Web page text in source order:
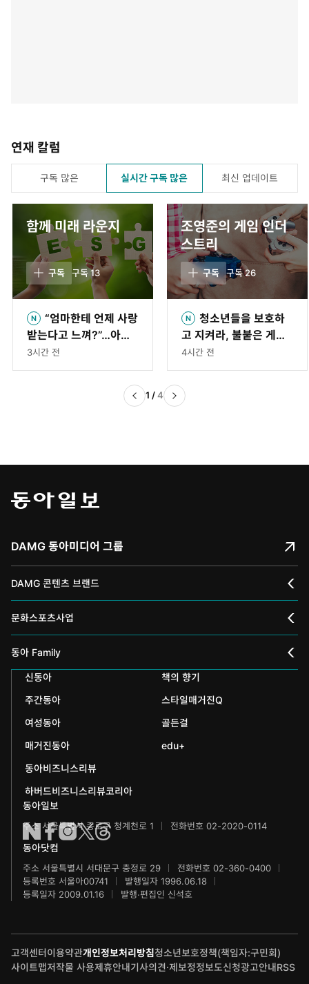
연재 칼럼
구독 많은 실시간 구독 많은 최신 업데이트
함께 미래 라운지
구독 구독13
“엄마한테 언제 사랑
받는다고 느껴?”…아이
의 대답 담는 영상 공모
전
3시간 전
조영준의 게임 인더
스트리
구독 구독26
청소년들을 보호하
고 지켜라, 불붙은 게임
플랫폼 보안 전쟁[게임
인더스트리]
4시간 전
1 /4
DAMG 동아미디어 그룹
DAMG 콘텐츠 브랜드
채널A
스포츠동아
어린이동아
에듀동아
어린이과학동아
수학동아
어린이수학동아
IT동아
문화스포츠사업
동아 신춘문예
동아국악콩쿠르
동아뮤지컬콩쿠르
동아무용콩쿠르
동아주니어음악콩쿠르
동아주니어국악콩쿠르
동아마라톤
동아연극상
제주 국제사진공모전
동아 Family
인촌기념회
신문박물관
화정평화재단
하서학술재단
신동아
책의 향기
주간동아
스타일매거진Q
여성동아
골든걸
매거진동아
edu+
동아비즈니스리뷰
하버드비즈니스리뷰코리아
동아일보
주소 서울특별시 종로구 청계천로 1 전화번호 02-2020-0114
동아닷컴
주소 서울특별시 서대문구 충정로 29
전화번호 02-360-0400
등록번호 서울아00741
발행일자 1996.06.18
등록일자 2009.01.16
발행·편집인 신석호
고객센터이용약관개인정보처리방침청소년보호정책(책임자:구민회)
사이트맵저작물 사용제휴안내기사의견·제보정정보도신청광고안내RSS